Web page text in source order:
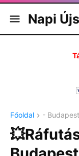
Napi
Főoldal - Budapest